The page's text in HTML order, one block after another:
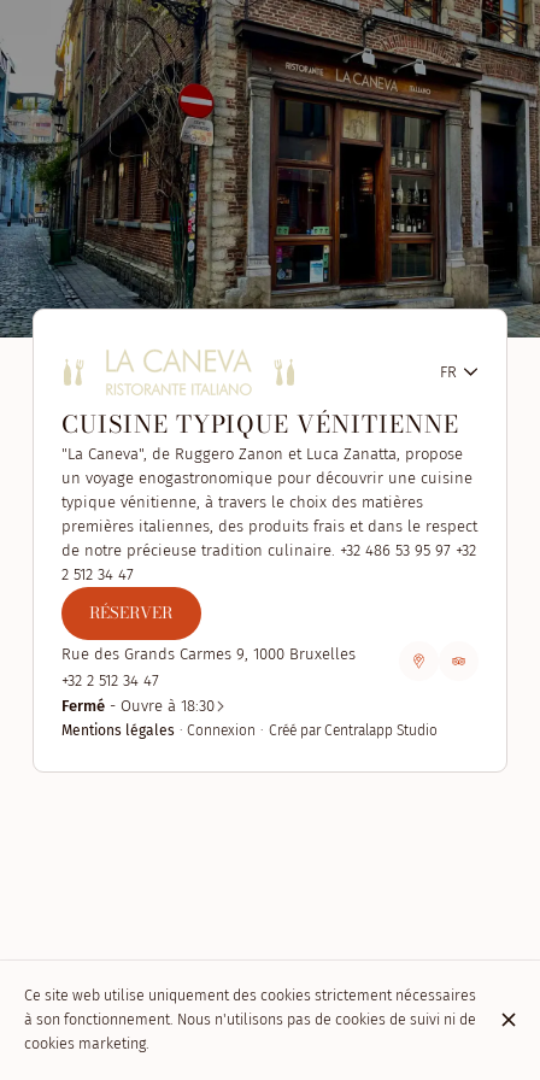
FR
CUISINE TYPIQUE VÉNITIENNE
"La Caneva", de Ruggero Zanon et Luca Zanatta, propose
un voyage enogastronomique pour découvrir une cuisine
typique vénitienne, à travers le choix des matières
premières italiennes, des produits frais et dans le respect
de notre précieuse tradition culinaire. +32 486 53 95 97 +32
2 512 34 47
RÉSERVER
Rue des Grands Carmes 9, 1000 Bruxelles
+32 2 512 34 47
Fermé- Ouvre à 18:30
Mentions légales Connexion Créé par Centralapp Studio
Ce site web utilise uniquement des cookies strictement nécessaires
à son fonctionnement. Nous n'utilisons pas de cookies de suivi ni de
cookies marketing.